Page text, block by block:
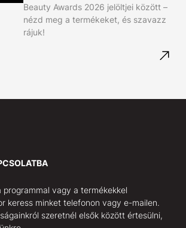
Beauty Awards 2026 jelöltjei között –
nézd meg a termékeket, és szavazz
rájuk!
programmal vagy a termékekkel
keress minket telefonon vagy e-mailen.
szeretnél elsők között értesülni,